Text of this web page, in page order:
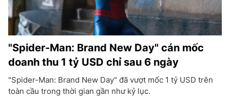
"Spider-Man: Brand New Day" cán mốc
doanh thu 1 tỷ USD chỉ sau 6 ngày
"Spider-Man: Brand New Day" đã vượt mốc 1 tỷ USD trên
toàn cầu trong thời gian gần như kỷ lục.